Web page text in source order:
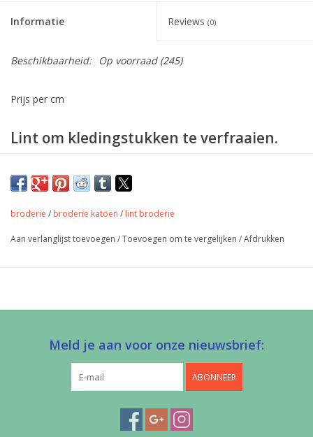
Informatie Reviews (0)
Beschikbaarheid: Op voorraad(245)
Prijs per cm
Lint om kledingstukken te verfraaien.
strikje gebruikt worden.
broderie / broderie katoen / lint broderie
Aan verlanglijst toevoegen /Toevoegen om te vergelijken /Afdrukken
Meld je aan voor onze nieuwsbrief:
ABONNEER